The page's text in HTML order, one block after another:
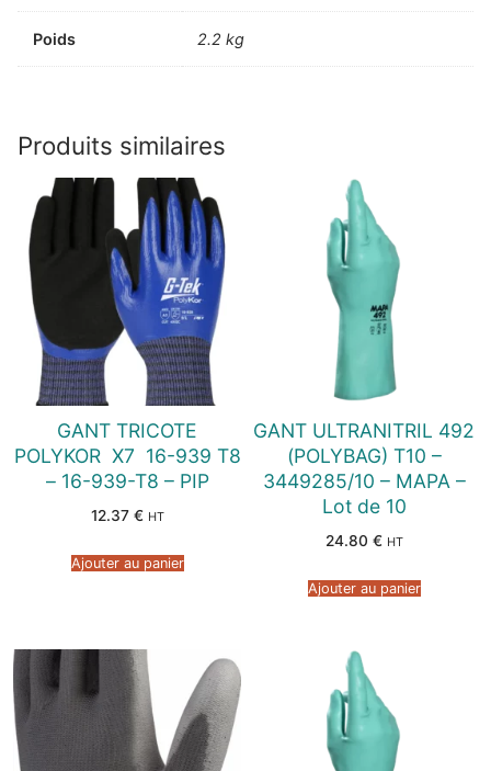
Poids 2.2 kg
Produits similaires
GANT TRICOTE
POLYKOR  X7  16-939 T8
– 16-939-T8 – PIP
12.37 € HT
Ajouter au panier
GANT ULTRANITRIL 492
(POLYBAG) T10 –
3449285/10 – MAPA –
Lot de 10
24.80 € HT
Ajouter au panier